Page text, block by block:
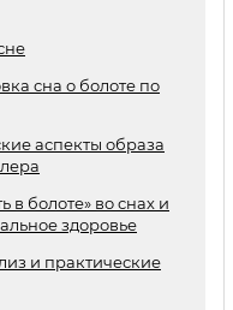
сна о болоте по
аспекты образа
в болоте» во снах и
здоровье
и практические